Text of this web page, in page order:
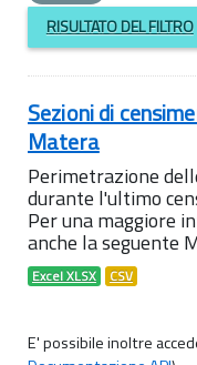
RISULTATO DEL FILTRO
Sezioni di
Matera
Perimetrazione
durante l'ultimo
Per una maggiore
anche la seguente
Excel XLSX CSV
E' possibile inoltre